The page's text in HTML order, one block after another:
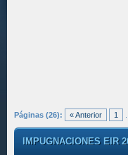
Páginas (26): « Anterior 1
IMPUGNACIONES EIR